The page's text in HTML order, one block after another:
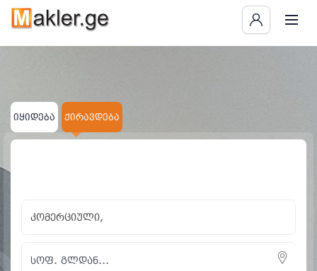
იყიდება ქირავდება
კომერციული,